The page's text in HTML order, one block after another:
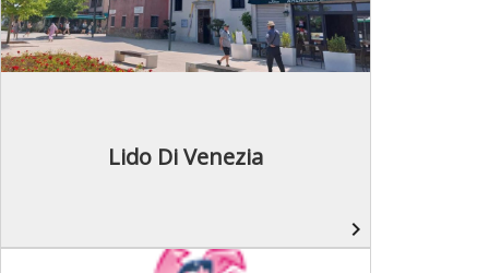
Lido Di Venezia
navigate_next